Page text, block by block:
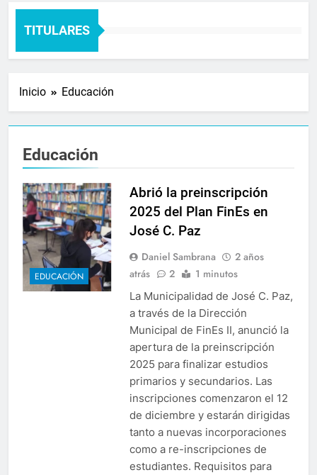
TITULARES
Inicio Educación
Educación
EDUCACIÓN
Abrió la preinscripción
2025 del Plan FinEs en
José C. Paz
Daniel Sambrana
2 años
atrás
2 1 minutos
La Municipalidad de José C. Paz,
a través de la Dirección
Municipal de FinEs II, anunció la
apertura de la preinscripción
2025 para finalizar estudios
primarios y secundarios. Las
inscripciones comenzaron el 12
de diciembre y estarán dirigidas
tanto a nuevas incorporaciones
como a re-inscripciones de
estudiantes. Requisitos para